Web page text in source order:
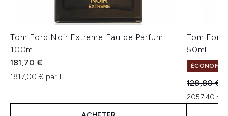
Tom Ford Noir Extreme Eau de Parfum
100ml
181,70 €
1817,00 € par L
Tom Ford
50ml
Prix de
128,80 €
2057,40 €